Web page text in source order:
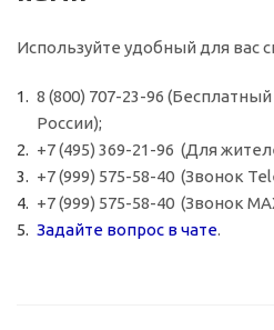
Используйте удобный для вас
8 (800) 707-23-96
России);
+7 (495) 369-21-96 (Для
+7 (999) 575-58-40 (Звонок
+7 (999) 575-58-40 (Звонок
Задайте вопрос в чате.